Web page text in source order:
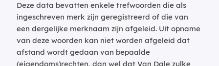
Deze data bevatten enkele trefwoorden die als
ingeschreven merk zijn geregistreerd of die van
een dergelijke merknaam zijn afgeleid. Uit opname
van deze woorden kan niet worden afgeleid dat
afstand wordt gedaan van bepaalde
(eigendoms)rechten, dan wel dat Van Dale zulke